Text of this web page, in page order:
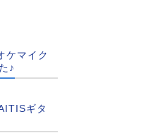
ケマイク
♪
ギタ